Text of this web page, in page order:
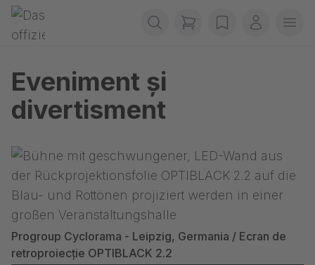
Sari navigația
Gerriets
items in cart, view
wishlistContul
Eveniment și
divertisment
Progroup Cyclorama - Leipzig, Germania / Ecran de
retroproiecție OPTIBLACK 2.2